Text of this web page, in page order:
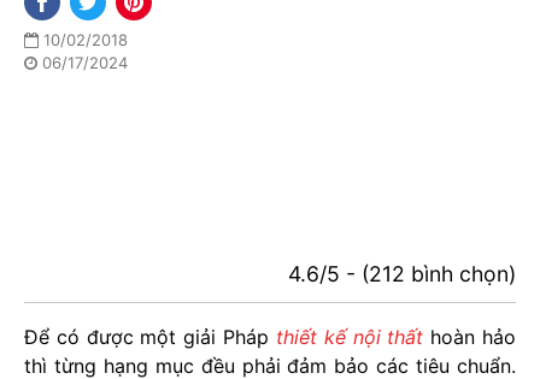
10/02/2018
06/17/2024
4.6/5 - (212 bình chọn)
Để có được một giải Pháp thiết kế nội thất hoàn hảo
thì từng hạng mục đều phải đảm bảo các tiêu chuẩn.